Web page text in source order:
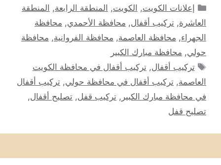
التصنيفات
إعلانات الكويت, الكويت, المنطقة الرابعة, المنطقة
العاشرة, تركيب أقفال, محافظة الأحمدي, محافظة
الجهراء, محافظة العاصمة, محافظة الفروانية, محافظة
حولي, محافظة مبارك الكبير
الوسوم
تركيب أقفال,تركيب أقفال في محافظة الكويت
العاصمة, تركيب أقفال في محافظة حولي, تركيب أقفال
في محافظة مبارك الكبير , تركيب قفل, تصليح أقفال,
تصليح قفل